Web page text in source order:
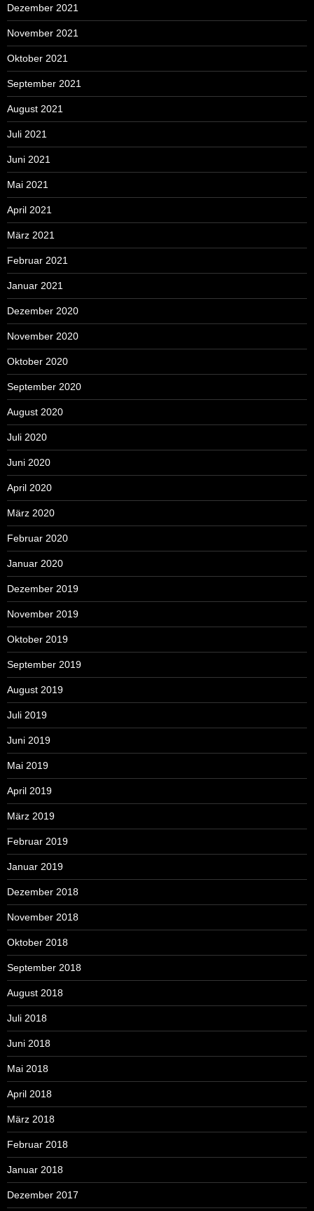
Dezember 2021
November 2021
Oktober 2021
September 2021
August 2021
Juli 2021
Juni 2021
Mai 2021
April 2021
März 2021
Februar 2021
Januar 2021
Dezember 2020
November 2020
Oktober 2020
September 2020
August 2020
Juli 2020
Juni 2020
April 2020
März 2020
Februar 2020
Januar 2020
Dezember 2019
November 2019
Oktober 2019
September 2019
August 2019
Juli 2019
Juni 2019
Mai 2019
April 2019
März 2019
Februar 2019
Januar 2019
Dezember 2018
November 2018
Oktober 2018
September 2018
August 2018
Juli 2018
Juni 2018
Mai 2018
April 2018
März 2018
Februar 2018
Januar 2018
Dezember 2017